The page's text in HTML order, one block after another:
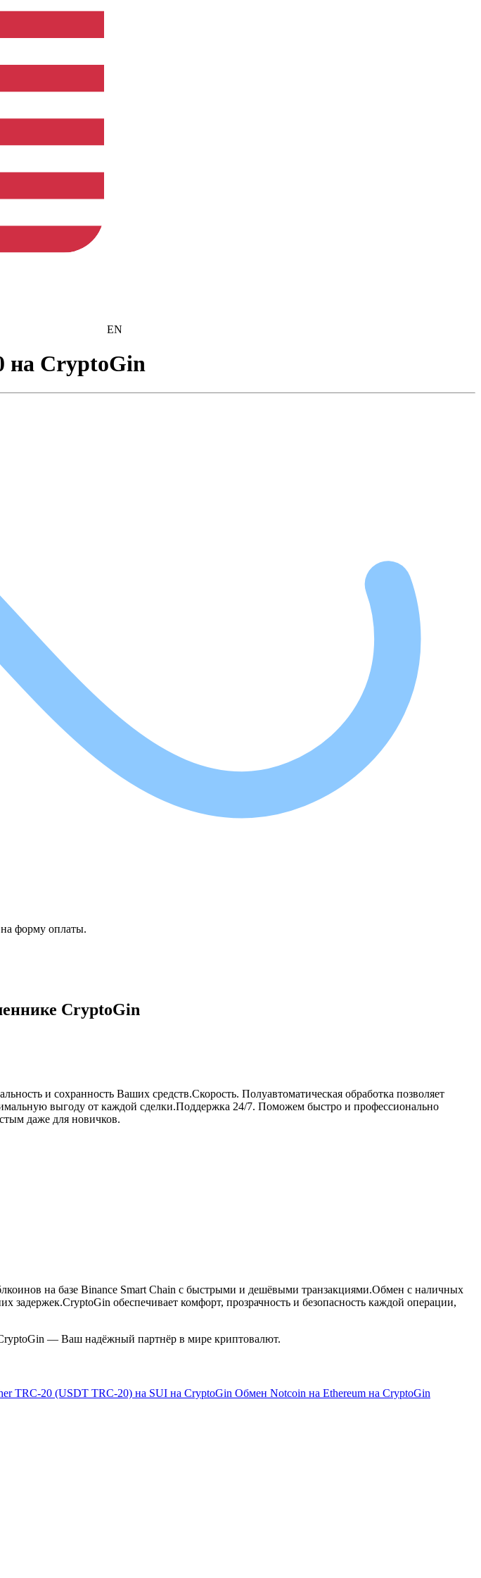
EN
на CryptoGin
на форму оплаты.
CryptoGin
и сохранность Ваших средств.Скорость. Полуавтоматическая обработка позволяет
выгоду от каждой сделки.Поддержка 24/7. Поможем быстро и профессионально
даже для новичков.
на базе Binance Smart Chain с быстрыми и дешёвыми транзакциями.Обмен с наличных
обеспечивает комфорт, прозрачность и безопасность каждой операции,
— Ваш надёжный партнёр в мире криптовалют.
TRC-20 (USDT TRC-20) на SUI на CryptoGin Обмен Notcoin на Ethereum на CryptoGin